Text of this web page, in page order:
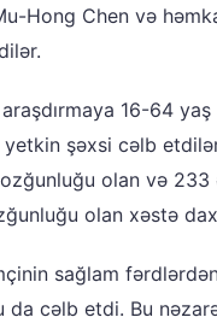
Hong Chen və
16-64 yaş
şəxsi cəlb
olan və 233
olan xəstə
sağlam
da cəlb etdi. Bu